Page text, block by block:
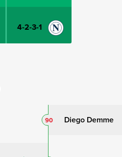
4-2-3-1
Diego Demme
90